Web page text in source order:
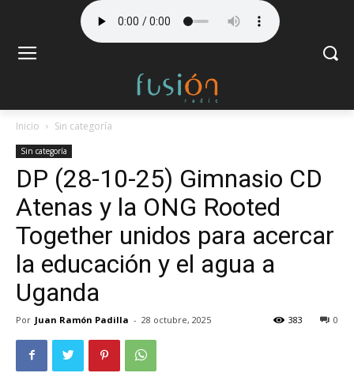
Inicio Sin categoría
Sin categoría
DP (28-10-25) Gimnasio CD
Atenas y la ONG Rooted
Together unidos para acercar
la educación y el agua a
Uganda
Por Juan Ramón Padilla - 28 octubre, 2025 0
383